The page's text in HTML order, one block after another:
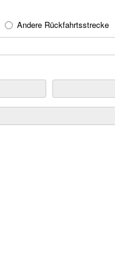
Andere Rückfahrtsstrecke